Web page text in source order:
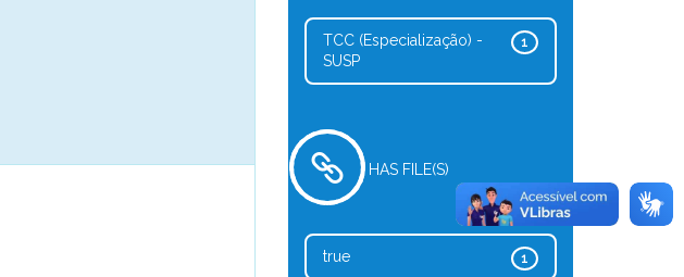
1
TCC (Especialização) -
SUSP
HAS FILE(S)
1
true